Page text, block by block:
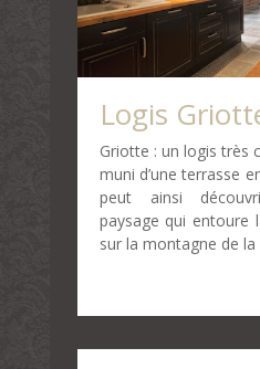
Logis
Griotte : un logis très
muni d’une terrasse
peut ainsi
paysage qui entoure
sur la montagne de la